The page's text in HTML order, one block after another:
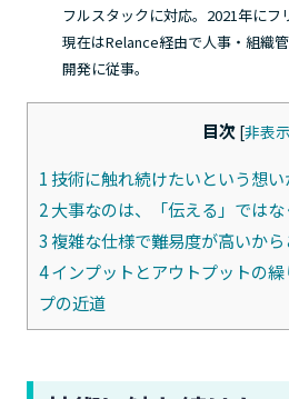
フルスタックに対応。2021年にフ
現在はRelance経由で人事・組織
開発に従事。
目次 [非表示
1技術に触れ続けたいという想
2大事なのは、「伝える」では
3複雑な仕様で難易度が高いか
4インプットとアウトプットの
プの近道